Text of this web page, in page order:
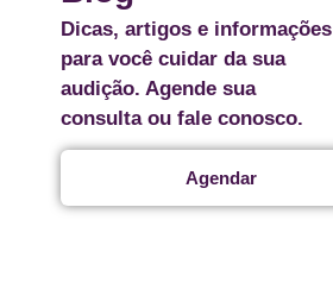
Dicas, artigos e informações
para você cuidar da sua
audição. Agende sua
consulta ou fale conosco.
Agendar